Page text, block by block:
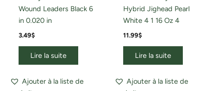
Wound Leaders Black 6
in 0.020 in
3.49$
Lire la suite
Ajouter à la liste de
Hybrid Jighead Pearl
White 4 1 16 Oz 4
11.99$
Lire la suite
Ajouter à la liste de